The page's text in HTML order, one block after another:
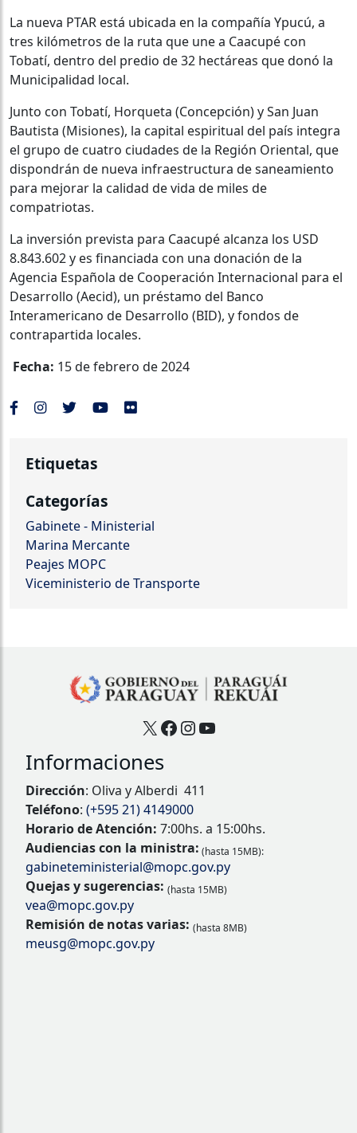
La nueva PTAR está ubicada en la compañía Ypucú, a
tres kilómetros de la ruta que une a Caacupé con
Tobatí, dentro del predio de 32 hectáreas que donó la
Municipalidad local.
Junto con Tobatí, Horqueta (Concepción) y San Juan
Bautista (Misiones), la capital espiritual del país integra
el grupo de cuatro ciudades de la Región Oriental, que
dispondrán de nueva infraestructura de saneamiento
para mejorar la calidad de vida de miles de
compatriotas.
La inversión prevista para Caacupé alcanza los USD
8.843.602 y es financiada con una donación de la
Agencia Española de Cooperación Internacional para el
Desarrollo (Aecid), un préstamo del Banco
Interamericano de Desarrollo (BID), y fondos de
contrapartida locales.
Fecha: 15 de febrero de 2024
Etiquetas
Categorías
Gabinete - Ministerial
Marina Mercante
Peajes MOPC
Viceministerio de Transporte
X Facebook
Instagram
YouTube
Informaciones
Dirección: Oliva y Alberdi 411
Teléfono: (+595 21) 4149000
Horario de Atención: 7:00hs. a 15:00hs.
Audiencias con la ministra: (hasta 15MB):
gabineteministerial@mopc.gov.py
Quejas y sugerencias: (hasta 15MB)
vea@mopc.gov.py
Remisión de notas varias: (hasta 8MB)
meusg@mopc.gov.py